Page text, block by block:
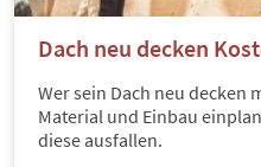
Dach neu decken
Wer sein Dach neu decken
Material und Einbau
diese ausfallen.